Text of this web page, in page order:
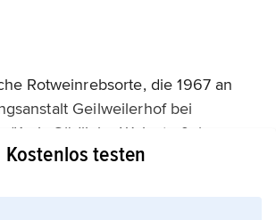
Rotweinrebsorte, die 1967 an
Geilweilerhof bei
Südliche Weinstraße) aus
Kreuzung zwischen Silvaner und
Kostenlos testen